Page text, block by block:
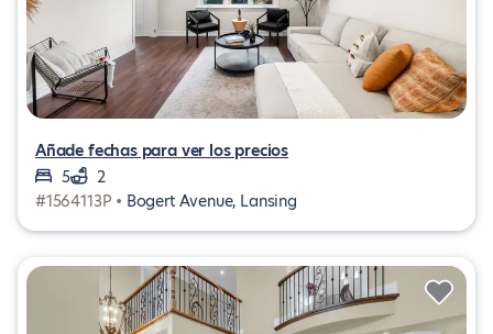
Añade fechas para ver los precios
5
2
#1564113P • Bogert Avenue, Lansing